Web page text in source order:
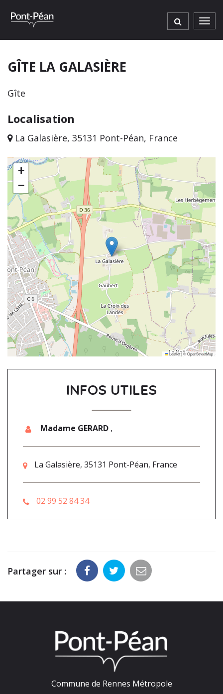
GÎTE LA GALASIÈRE
Gîte
Localisation
La Galasière, 35131 Pont-Péan, France
+
−
Leaflet|©OpenStreetMap
INFOS UTILES
Madame GERARD ,
La Galasière, 35131 Pont-Péan, France
02 99 52 84 34
Partager sur :
Commune de Rennes Métropole